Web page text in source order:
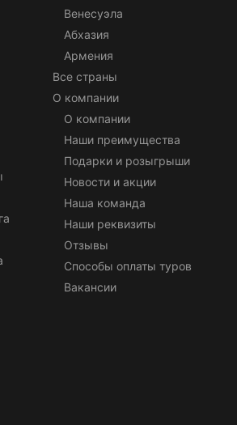
Венесуэла
Абхазия
Армения
Все страны
О компании
О компании
Наши преимущества
Подарки и розыгрыши
Новости и акции
Наша команда
Наши реквизиты
Отзывы
Способы оплаты туров
Вакансии